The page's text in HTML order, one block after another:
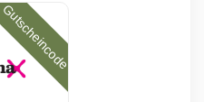
Gutscheincode